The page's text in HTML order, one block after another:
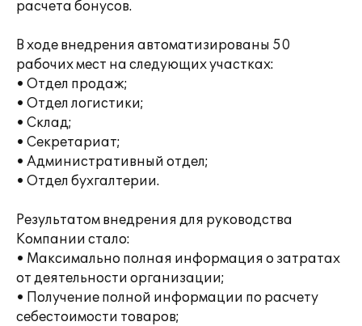
расчета бонусов.
В ходе внедрения автоматизированы 50
рабочих мест на следующих участках:
• Отдел продаж;
• Отдел логистики;
• Склад;
• Секретариат;
• Административный отдел;
• Отдел бухгалтерии.
Результатом внедрения для руководства
Компании стало:
• Максимально полная информация о затратах
от деятельности организации;
• Получение полной информации по расчету
себестоимости товаров;